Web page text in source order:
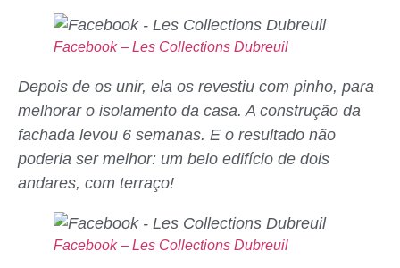
Facebook – Les Collections Dubreuil
Depois de os unir, ela os revestiu com pinho, para
melhorar o isolamento da casa. A construção da
fachada levou 6 semanas. E o resultado não
poderia ser melhor: um belo edifício de dois
andares, com terraço!
Facebook – Les Collections Dubreuil